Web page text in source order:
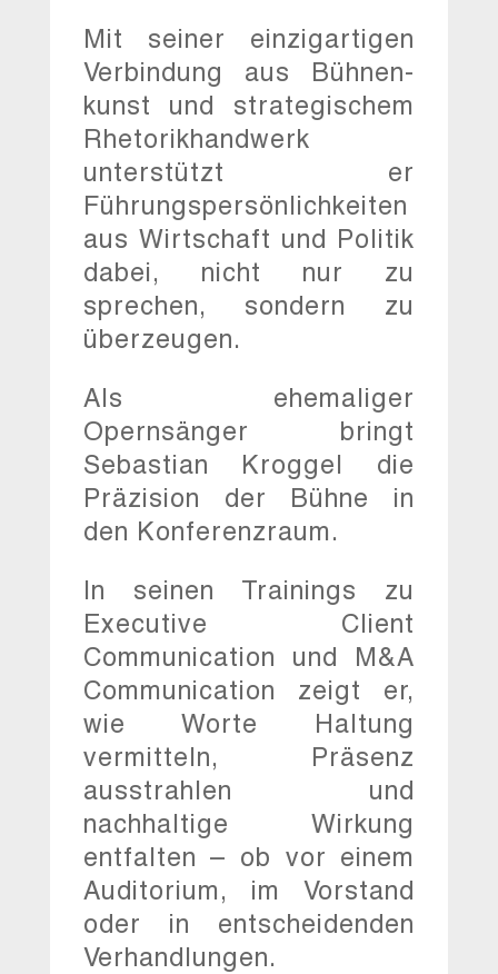
Mit seiner einzigartigen
Verbindung aus Bühnen-
kunst und strategischem
Rhetorikhandwerk
unterstützt er
Führungspersönlichkeiten
aus Wirtschaft und Politik
dabei, nicht nur zu
sprechen, sondern zu
überzeugen.
Als ehemaliger
Opernsänger bringt
Sebastian Kroggel die
Präzision der Bühne in
den Konferenzraum.
In seinen Trainings zu
Executive Client
Communication und M&A
Communication zeigt er,
wie Worte Haltung
vermitteln, Präsenz
ausstrahlen und
nachhaltige Wirkung
entfalten – ob vor einem
Auditorium, im Vorstand
oder in entscheidenden
Verhandlungen.